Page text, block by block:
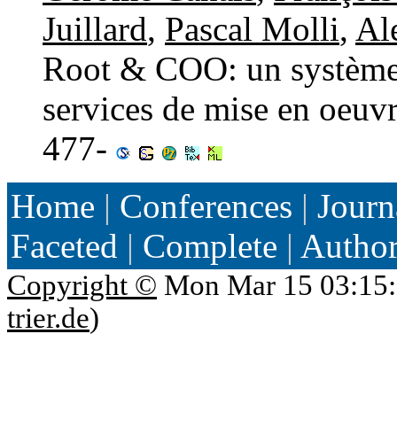
Juillard, Pascal Molli,
Root & COO: un
services de mise en
477-
Home | Conferences |
Faceted | Complete |
Copyright © Mon Mar 15
trier.de)